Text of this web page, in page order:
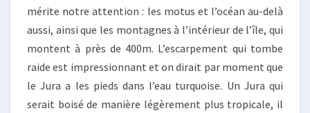
mérite notre attention : les motus et l’océan au-delà
aussi, ainsi que les montagnes à l’intérieur de l’île, qui
montent à près de 400m. L’escarpement qui tombe
raide est impressionnant et on dirait par moment que
le Jura a les pieds dans l’eau turquoise. Un Jura qui
serait boisé de manière légèrement plus tropicale, il